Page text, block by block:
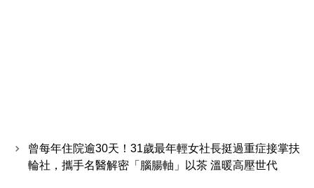
曾每年住院逾30天！31歲最年輕女社長挺過重症接掌扶
輪社，攜手名醫解密「腦腸軸」以茶 溫暖高壓世代